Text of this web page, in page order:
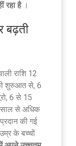
रहा है।
बढ़ती
राशि 12
शुरुआत से, 6
6 से 15
से अधिक
की गई
के बच्चों